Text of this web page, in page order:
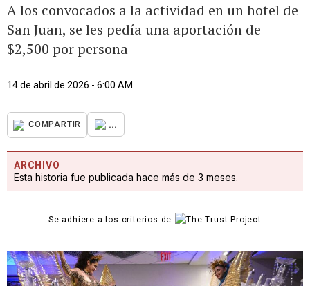
A los convocados a la actividad en un hotel de
San Juan, se les pedía una aportación de
$2,500 por persona
14 de abril de 2026 - 6:00 AM
COMPARTIR ...
ARCHIVO
Esta historia fue publicada hace más de 3 meses.
Se adhiere a los criterios de